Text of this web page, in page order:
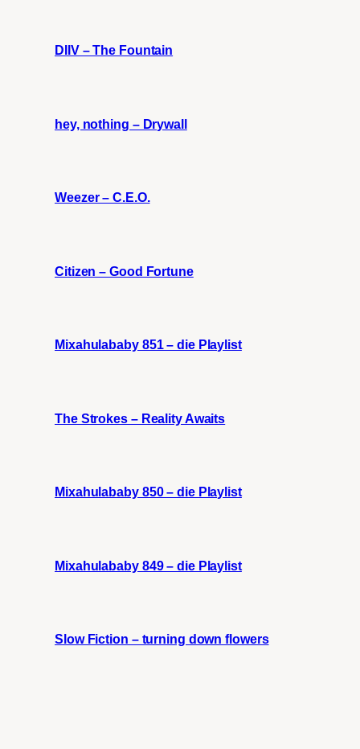
DIIV – The Fountain
hey, nothing – Drywall
Weezer – C.E.O.
Citizen – Good Fortune
Mixahulababy 851 – die Playlist
The Strokes – Reality Awaits
Mixahulababy 850 – die Playlist
Mixahulababy 849 – die Playlist
Slow Fiction – turning down flowers